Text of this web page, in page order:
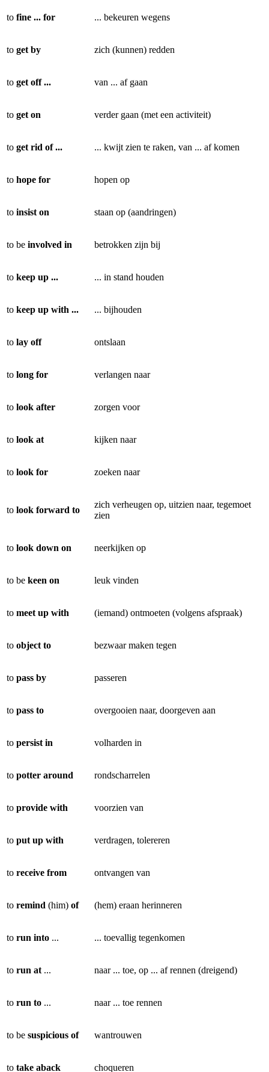
to fine ... for ... bekeuren wegens
to get by zich (kunnen) redden
to get off ... van ... af gaan
to get on verder gaan (met een activiteit)
to get rid of ... ... kwijt zien te raken, van ... af komen
to hope for hopen op
to insist on staan op (aandringen)
to be involved in betrokken zijn bij
to keep up ... ... in stand houden
to keep up with ... ... bijhouden
to lay off ontslaan
to long for verlangen naar
to look after zorgen voor
to look at kijken naar
to look for zoeken naar
to look forward to
zich verheugen op, uitzien naar, tegemoet
zien
to look down on neerkijken op
to be keen on leuk vinden
to meet up with (iemand) ontmoeten (volgens afspraak)
to object to bezwaar maken tegen
to pass by passeren
to pass to overgooien naar, doorgeven aan
to persist in volharden in
to potter around rondscharrelen
to provide with voorzien van
to put up with verdragen, tolereren
to receive from ontvangen van
to remind (him) of (hem) eraan herinneren
to run into ... ... toevallig tegenkomen
to run at ... naar ... toe, op ... af rennen (dreigend)
to run to ... naar ... toe rennen
to be suspicious of wantrouwen
to take aback choqueren